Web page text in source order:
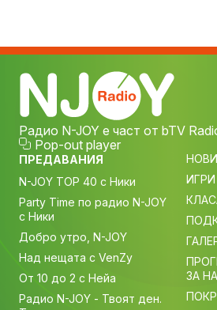
Радио N-JOY е част от bTV
Pop-out player
ПРЕДАВАНИЯ
N-JOY TOP 40 с Ники
Party Time по радио N-JOY
с Ники
Добро утро, N-JOY
Над нещата с VenZy
От 10 до 2 с Нейа
Радио N-JOY - Твоят ден.
ИГРИ
ЗА